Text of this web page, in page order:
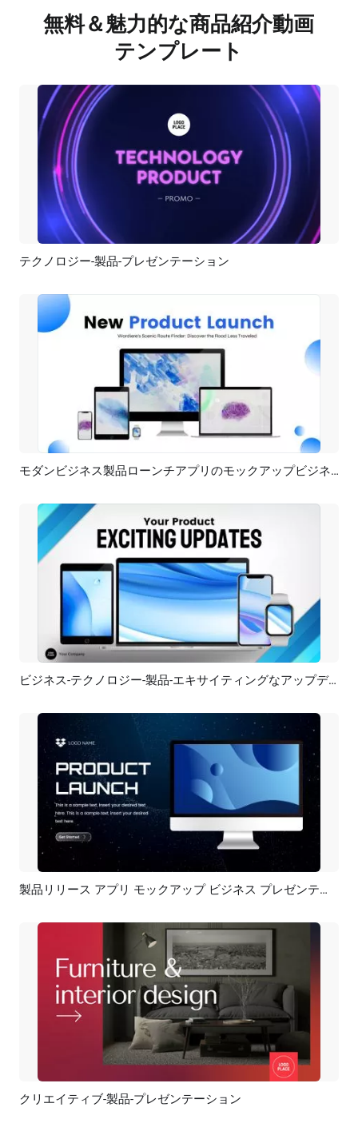
無料＆魅力的な商品紹介動画
テンプレート
プレビュー AI再生成
テクノロジー-製品-プレゼンテーション
プレビュー AI再生成 モダンビジネス製品ローンチアプリのモックアップビジネスプロモーションプレゼンテーション
プレビュー AI再生成 ビジネス-テクノロジー-製品-エキサイティングなアップデート-ブルーライト-プレゼンテーション-紹介
プレビュー AI再生成 製品リリース アプリ モックアップ ビジネス プレゼンテーション
プレビュー AI再生成
クリエイティブ-製品-プレゼンテーション